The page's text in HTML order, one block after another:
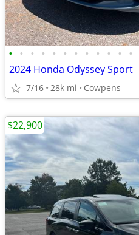
• • • • • • • • • • • •
2024 Honda Odyssey Sport
7/16 28k mi Cowpens
$22,900